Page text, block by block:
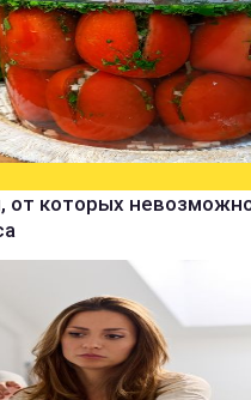
которых